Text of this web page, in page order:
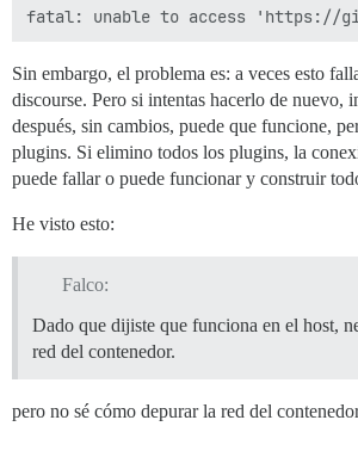
Sin embargo, el problema es: a veces esto
discourse. Pero si intentas hacerlo de nuevo,
después, sin cambios, puede que funcione,
plugins. Si elimino todos los plugins, la
puede fallar o puede funcionar y construir
He visto esto:
Falco:
Dado que dijiste que funciona en el host,
red del contenedor.
pero no sé cómo depurar la red del